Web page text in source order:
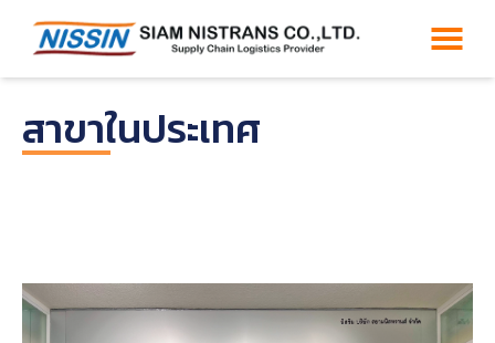
สาขาในประเทศ